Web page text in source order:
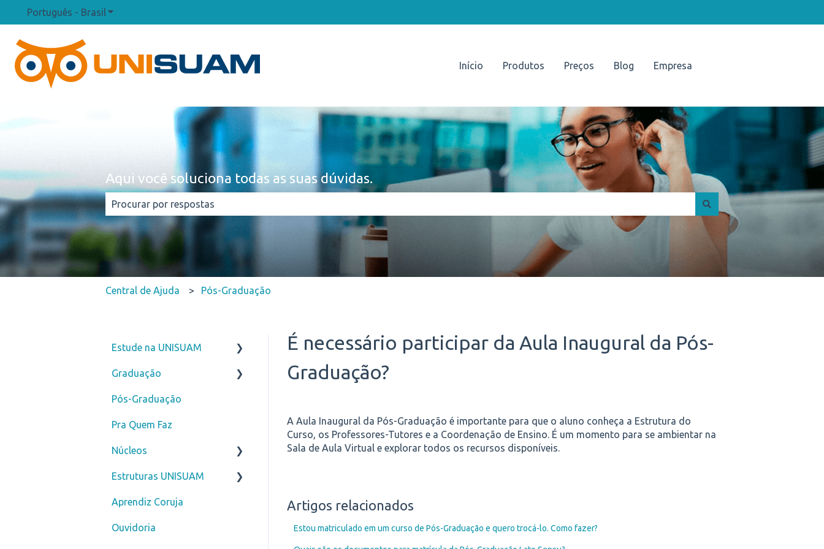
Português - BrasilMostrar submenu para traduções
Início Produtos Preços Blog Empresa
Aqui você soluciona todas as suas dúvidas.
Não há sugestões porque o campo de pesquisa está em branco.
Central de Ajuda Pós-Graduação
É necessário participar da Aula Inaugural da Pós-
Graduação?
A Aula Inaugural da Pós-Graduação é importante para que o aluno conheça a Estrutura do
Curso, os Professores-Tutores e a Coordenação de Ensino. É um momento para se ambientar na
Sala de Aula Virtual e explorar todos os recursos disponíveis.
Artigos relacionados
Estou matriculado em um curso de Pós-Graduação e quero trocá-lo. Como fazer?
Estude na UNISUAM
Vestibular
ENEM
Transferência
Segunda Graduação
Fies
Reabertura
Vestibular Solidário
Graduação
Novos alunos
Curso de Férias
Secretaria
ENADE
Financeiro
DDM
Pós-Graduação
Pra Quem Faz
Núcleos
Núcleo de Prática Jurídica
Motta - CLESAM
Estruturas UNISUAM
Biblioteca
Aprendiz Coruja
Ouvidoria